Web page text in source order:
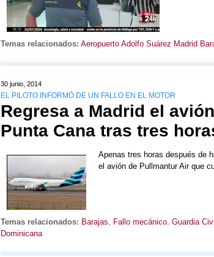
Temas relacionados: Aeropuerto Adolfo Suárez Madrid
30 junio, 2014
EL PILOTO INFORMÓ DE UN FALLO EN EL MOTOR
Regresa a Madrid el
Punta Cana tras tres
Apenas tres horas después de
el avión de Pullmantur Air que
Temas relacionados: Barajas Fallo mecánico, Guardia
Dominicana